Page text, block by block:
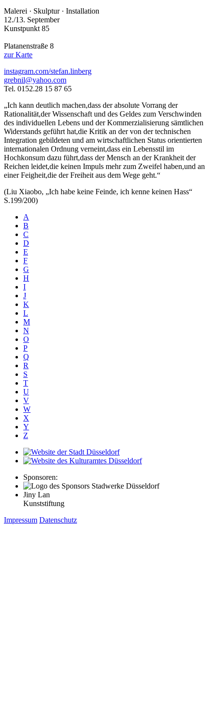
Malerei · Skulptur · Installation
12./13. September
Kunstpunkt 85
Platanenstraße 8
zur Karte
instagram.com/stefan.linberg
grebnil@yahoo.com
Tel. 0152.28 15 87 65
„Ich kann deutlich machen,dass der absolute Vorrang der
Rationalität,der Wissenschaft und des Geldes zum Verschwinden
des individuellen Lebens und der Kommerzialisierung sämtlichen
Widerstands geführt hat,die Kritik an der von der technischen
Integration gebildeten und am wirtschaftlichen Status orientierten
internationalen Ordnung verneint,dass ein Lebensstil im
Hochkonsum dazu führt,dass der Mensch an der Krankheit der
Reichen leidet,die keinen Impuls mehr zum Zweifel haben,und an
einer Feigheit,die der Freiheit aus dem Wege geht.“
(Liu Xiaobo, „Ich habe keine Feinde, ich kenne keinen Hass“
S.199/200)
A
B
C
D
E
F
G
H
I
J
K
L
M
N
O
P
Q
R
S
T
U
V
W
X
Y
Z
Sponsoren:
Jiny Lan
Kunststiftung
Impressum Datenschutz